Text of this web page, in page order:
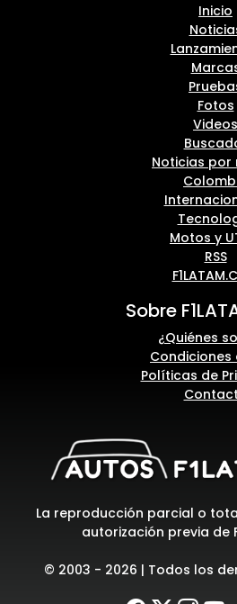
Inicio
Fotos
Videos
Noticias por
Motos y
RSS
Sobre
¿Quiénes
Condiciones
Políticas de
La reproducción parcial o
autorización previa de
© 2003 - 2026 | Todos los